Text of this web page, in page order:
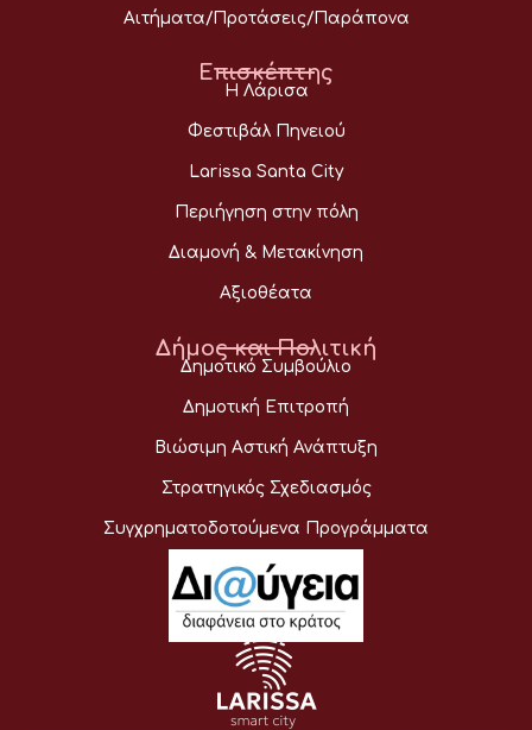
Αιτήματα/Προτάσεις/Παράπονα
Επισκέπτης
Η Λάρισα
Φεστιβάλ Πηνειού
Larissa Santa City
Περιήγηση στην πόλη
Διαμονή & Μετακίνηση
Αξιοθέατα
Δήμος και Πολιτική
Δημοτικό Συμβούλιο
Δημοτική Επιτροπή
Βιώσιμη Αστική Ανάπτυξη
Στρατηγικός Σχεδιασμός
Συγχρηματοδοτούμενα Προγράμματα